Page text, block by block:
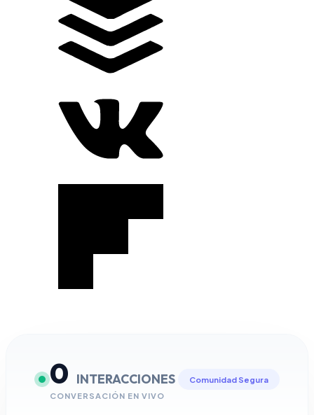
0 INTERACCIONES
CONVERSACIÓN EN VIVO
Comunidad Segura